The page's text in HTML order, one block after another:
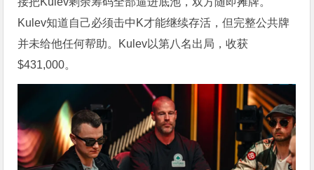
Kulev知道自己必须击中K才能继续存活，但完整公共牌
并未给他任何帮助。Kulev以第八名出局，收获
$431,000。